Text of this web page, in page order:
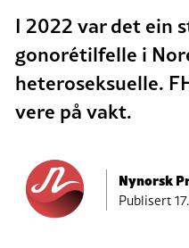
I 2022 var det ein
gonorétilfelle i
heteroseksuelle.
vere på vakt.
Nynorsk
Publisert